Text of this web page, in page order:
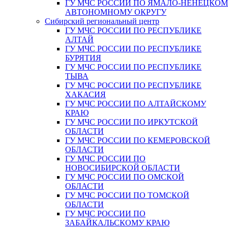
ГУ МЧС РОССИИ ПО ЯМАЛО-
АВТОНОМНОМУ ОКРУГУ
Сибирский региональный центр
ГУ МЧС РОССИИ ПО РЕСПУБЛИКЕ
АЛТАЙ
ГУ МЧС РОССИИ ПО РЕСПУБЛИКЕ
БУРЯТИЯ
ГУ МЧС РОССИИ ПО РЕСПУБЛИКЕ
ТЫВА
ГУ МЧС РОССИИ ПО РЕСПУБЛИКЕ
ХАКАСИЯ
ГУ МЧС РОССИИ ПО АЛТАЙСКОМУ
КРАЮ
ГУ МЧС РОССИИ ПО ИРКУТСКОЙ
ОБЛАСТИ
ГУ МЧС РОССИИ ПО КЕМЕРОВСКОЙ
ОБЛАСТИ
ГУ МЧС РОССИИ ПО
НОВОСИБИРСКОЙ ОБЛАСТИ
ГУ МЧС РОССИИ ПО ОМСКОЙ
ОБЛАСТИ
ГУ МЧС РОССИИ ПО ТОМСКОЙ
ОБЛАСТИ
ГУ МЧС РОССИИ ПО
ЗАБАЙКАЛЬСКОМУ КРАЮ